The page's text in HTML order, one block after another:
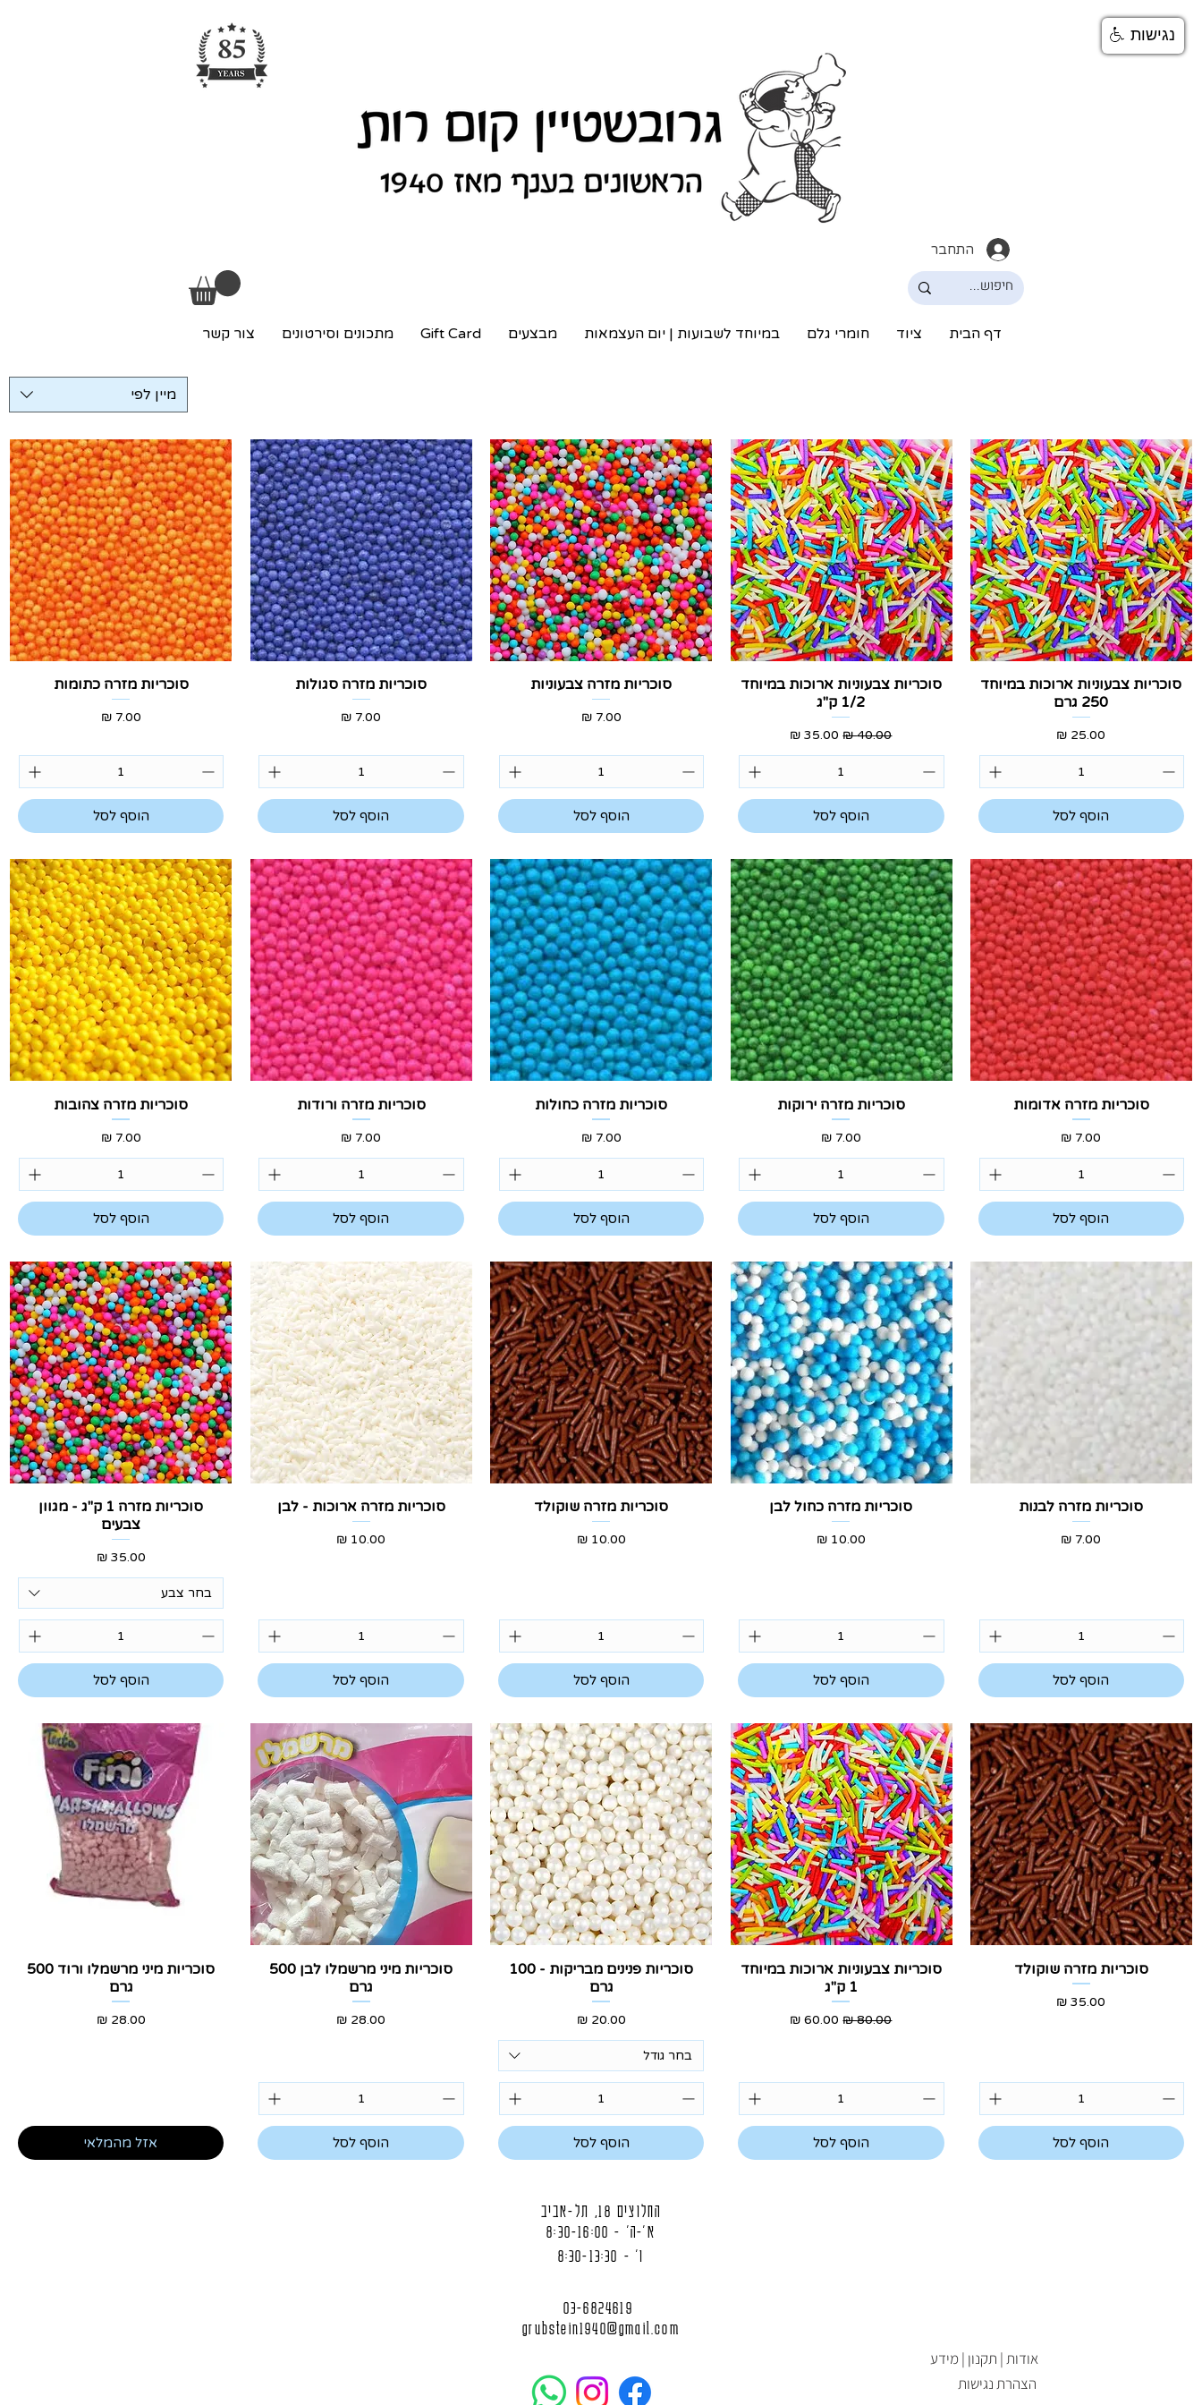
התחבר
דף הבית ציוד חומרי גלם במיוחד לשבועות | יום העצמאות מבצעים Gift Card מתכונים וסירטונים צור קשר
מיין לפי
תצוגה מהירה
סוכריות צבעוניות ארוכות במיוחד
250 גרם
מחיר
הוסף לסל
תצוגה מהירה
סוכריות צבעוניות ארוכות במיוחד
1/2 ק"ג
מחיר רגיל‏40.00 ‏₪ מחיר מבצע
הוסף לסל
תצוגה מהירה
סוכריות מזרה צבעוניות
מחיר
הוסף לסל
תצוגה מהירה
סוכריות מזרה סגולות
מחיר
הוסף לסל
תצוגה מהירה
סוכריות מזרה כתומות
מחיר
הוסף לסל
תצוגה מהירה
סוכריות מזרה אדומות
מחיר
הוסף לסל
תצוגה מהירה
סוכריות מזרה ירוקות
מחיר
הוסף לסל
תצוגה מהירה
סוכריות מזרה כחולות
מחיר
הוסף לסל
תצוגה מהירה
סוכריות מזרה ורודות
מחיר
הוסף לסל
תצוגה מהירה
סוכריות מזרה צהובות
מחיר
הוסף לסל
תצוגה מהירה
סוכריות מזרה לבנות
מחיר
הוסף לסל
תצוגה מהירה
סוכריות מזרה כחול לבן
מחיר
הוסף לסל
תצוגה מהירה
סוכריות מזרה שוקולד
מחיר
הוסף לסל
תצוגה מהירה
סוכריות מזרה ארוכות - לבן
מחיר
הוסף לסל
תצוגה מהירהסוכריות מזרה 1 ק"ג - מגוון
צבעים
מחיר
בחר צבע
הוסף לסל
תצוגה מהירה
סוכריות מזרה שוקולד
מחיר
הוסף לסל
תצוגה מהירה
סוכריות צבעוניות ארוכות במיוחד
1 ק"ג
מחיר רגיל‏80.00 ‏₪ מחיר מבצע
הוסף לסל
תצוגה מהירה
סוכריות פנינים מבריקות - 100
גרם
מחיר
בחר גודל
הוסף לסל
תצוגה מהירה
סוכריות מיני מרשמלו לבן 500
גרם
מחיר
הוסף לסל
תצוגה מהירה
סוכריות מיני מרשמלו ורוד 500
גרם
מחיר
אזל מהמלאי
החלוצים 18, תל-אביב
א'-ה' - 8:30-16:00
ו' - 8:30-13:30
03-6824619
grubstein1940@gmail.com
אודות | תקנון | מידע
הצהרת נגישות
נגישות